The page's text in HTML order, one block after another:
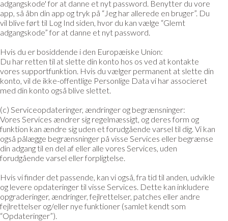
adgangskode' for at danne et nyt password. Benytter du vore
app, så åbn din app og tryk på “Jeg har allerede en bruger”. Du
vil blive ført til Log Ind siden, hvor du kan vælge “Glemt
adgangskode” for at danne et nyt password.
Hvis du er bosiddende i den Europæiske Union:
Du har retten til at slette din konto hos os ved at kontakte
vores supportfunktion. Hvis du vælger permanent at slette din
konto, vil de ikke-offentlige Personlige Data vi har associeret
med din konto også blive slettet.
(c) Serviceopdateringer, ændringer og begrænsninger:
Vores Services ændrer sig regelmæssigt, og deres form og
funktion kan ændre sig uden et forudgående varsel til dig. Vi kan
også pålægge begrænsninger på visse Services eller begrænse
din adgang til en del af eller alle vores Services, uden
forudgående varsel eller forpligtelse.
Hvis vi finder det passende, kan vi også, fra tid til anden, udvikle
og levere opdateringer til visse Services. Dette kan inkludere
opgraderinger, ændringer, fejlrettelser, patches eller andre
fejlrettelser og/eller nye funktioner (samlet kendt som
“Opdateringer”).